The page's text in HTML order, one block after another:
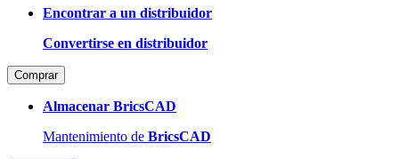
Encontrar a un distribuidor
Convertirse en distribuidor
Comprar
Almacenar BricsCAD
Mantenimiento de BricsCAD